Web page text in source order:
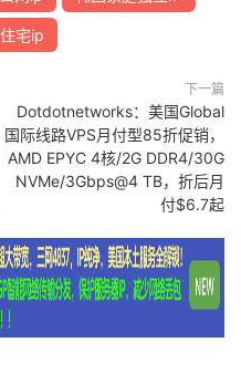
宅ip
下一篇
Dotdotnetworks：美国Global
国际线路VPS月付型85折促销，
AMD EPYC 4核/2G DDR4/30G
NVMe/3Gbps@4 TB，折后月
付$6.7起